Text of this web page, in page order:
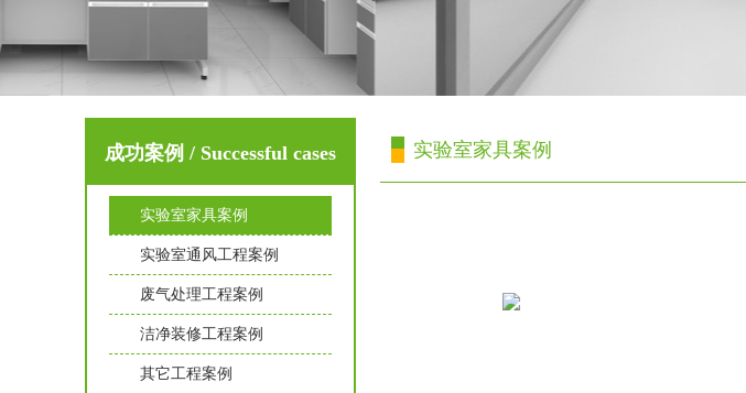
成功案例 / Successful cases
实验室家具案例
实验室通风工程案例
废气处理工程案例
洁净装修工程案例
其它工程案例
实验室家具案例